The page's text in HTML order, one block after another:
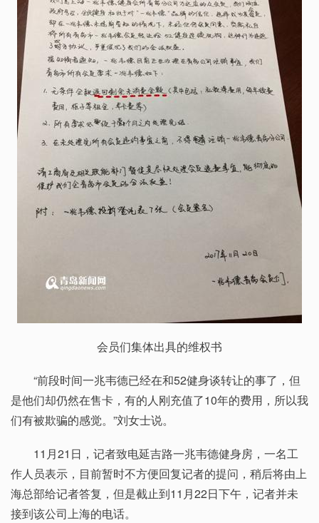
会员们集体出具的维权书
“前段时间一兆韦德已经在和52健身谈转让的事了，但
是他们却仍然在售卡，有的人刚充值了10年的费用，所以我
们有被欺骗的感觉。”刘女士说。
11月21日，记者致电延吉路一兆韦德健身房，一名工
作人员表示，目前暂时不方便回复记者的提问，稍后将由上
海总部给记者答复，但是截止到11月22日下午，记者并未
接到该公司上海的电话。